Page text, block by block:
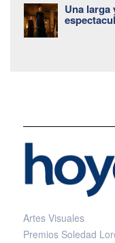
Una larga
Artes Visuales
Premios Soledad